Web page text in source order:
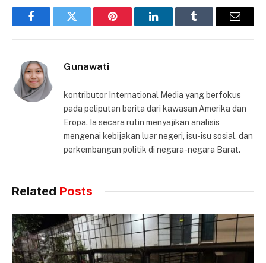
FacebookTwitter Pinterest LinkedInTumblr Email
Gunawati
kontributor International Media yang berfokus
pada peliputan berita dari kawasan Amerika dan
Eropa. Ia secara rutin menyajikan analisis
mengenai kebijakan luar negeri, isu-isu sosial, dan
perkembangan politik di negara-negara Barat.
Related Posts